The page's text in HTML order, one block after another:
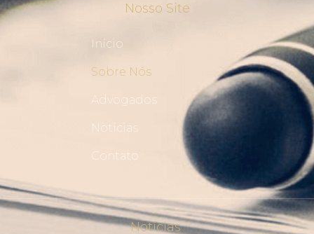
Nosso Site
Início
Sobre Nós
Advogados
Notícias
Contato
Notícias